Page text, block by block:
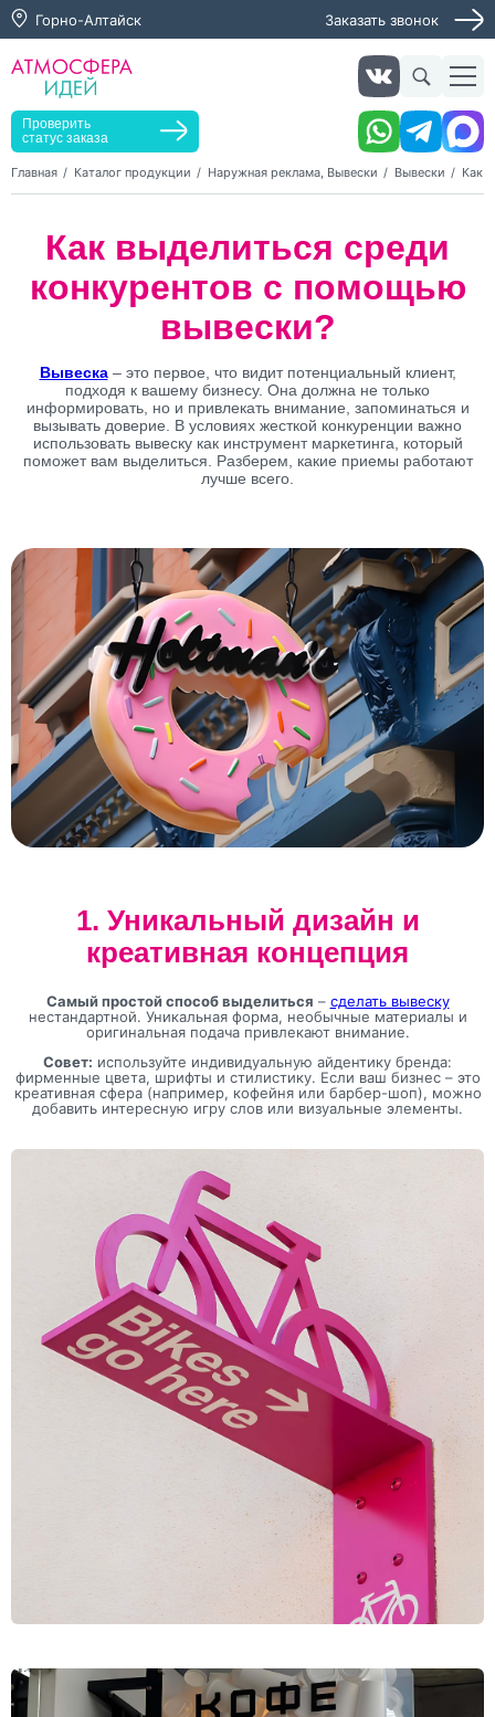
Горно-Алтайск Заказать звонок
Проверить
статус заказа
Главная Каталог продукции Наружная реклама, Вывески Вывески Как
Как выделиться среди
конкурентов с помощью
вывески?
Вывеска– это первое, что видит потенциальный клиент,
подходя к вашему бизнесу. Она должна не только
информировать, но и привлекать внимание, запоминаться и
вызывать доверие. В условиях жесткой конкуренции важно
использовать вывеску как инструмент маркетинга, который
поможет вам выделиться. Разберем, какие приемы работают
лучше всего.
1. Уникальный дизайн и
креативная концепция
Самый простой способ выделиться – сделать вывеску
нестандартной. Уникальная форма, необычные материалы и
оригинальная подача привлекают внимание.
Совет: используйте индивидуальную айдентику бренда:
фирменные цвета, шрифты и стилистику. Если ваш бизнес – это
креативная сфера (например, кофейня или барбер-шоп), можно
добавить интересную игру слов или визуальные элементы.
Заказать услугу
Оставьте заявку, мы свяжемся с вами в ближайшее
Как с вами связаться?
Телефон Whatsapp Max Telegram
Нажимая кнопку "Оставить заявку", я даю согласие на
обработку персональных данных и согласие с политикой
конфиденциальности
Нажимая на кнопку, я даю согласие на получение
информационных и рекламных рассылок
Оставить
заявку
Заказать звонок
обработку персональных данных и согласие с политикой
конфиденциальности
Нажимая на кнопку, я даю согласие на получение
информационных и рекламных рассылок
заявку